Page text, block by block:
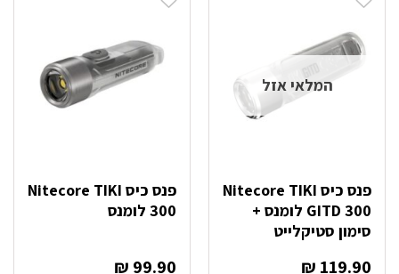
המלאי אזל
פנס כיס Nitecore TIKI
GITD 300 לומנס +
סימון סטיקלייט
₪ 119.90
פנס כיס Nitecore TIKI
300 לומנס
₪ 99.90